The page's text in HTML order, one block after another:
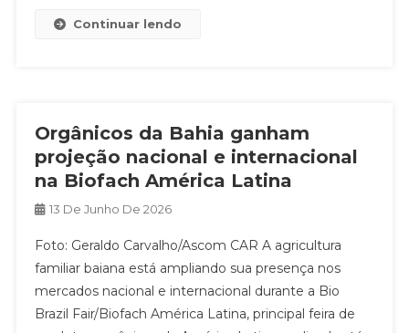
Continuar lendo
Orgânicos da Bahia ganham
projeção nacional e internacional
na Biofach América Latina
13 De Junho De 2026
Foto: Geraldo Carvalho/Ascom CAR A agricultura
familiar baiana está ampliando sua presença nos
mercados nacional e internacional durante a Bio
Brazil Fair/Biofach América Latina, principal feira de